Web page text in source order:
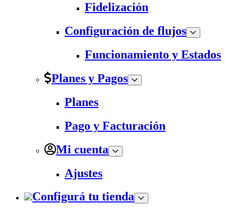
Fidelización
Configuración de flujos
Funcionamiento y Estados
Planes y Pagos
Planes
Pago y Facturación
Mi cuenta
Ajustes
Configurá tu tienda